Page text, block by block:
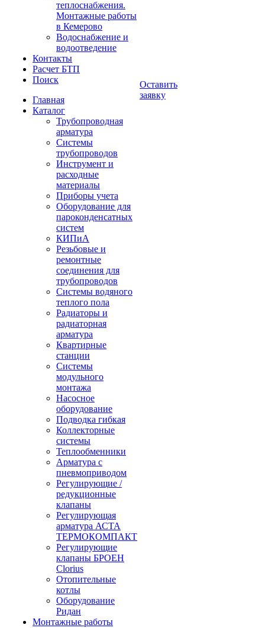
теплоснабжения.
Монтажные работы
в Кемерово
Водоснабжение и
водоотведение
Контакты
Расчет БТП
Поиск
Главная
Каталог
Трубопроводная
арматура
Системы
трубопроводов
Инструмент и
расходные
материалы
Приборы учета
Оборудование для
пароконденсатных
систем
КИПиА
Резьбовые и
ремонтные
соединения для
трубопроводов
Системы водяного
теплого пола
Радиаторы и
радиаторная
арматура
Квартирные
станции
Системы
модульного
монтажа
Насосное
оборудование
Подводка гибкая
Коллекторные
системы
Теплообменники
Арматура с
пневмоприводом
Регулирующие /
редукционные
клапаны
Регулирующая
арматура АСТА
ТЕРМОКОМПАКТ
Регулирующие
клапаны БРОЕН
Clorius
Отопительные
котлы
Оборудование
Ридан
Монтажные работы
Оставить
заявку